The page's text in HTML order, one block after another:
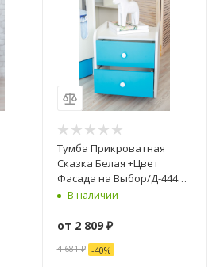
Тумба Прикроватная
Сказка Белая +Цвет
Фасада на Выбор/Д-444
мм x Ш-500 мм х В-450 мм
В наличии
от 2 809 ₽
4 681 ₽ -40%